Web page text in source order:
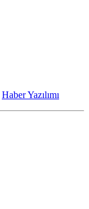
Haber Yazılımı